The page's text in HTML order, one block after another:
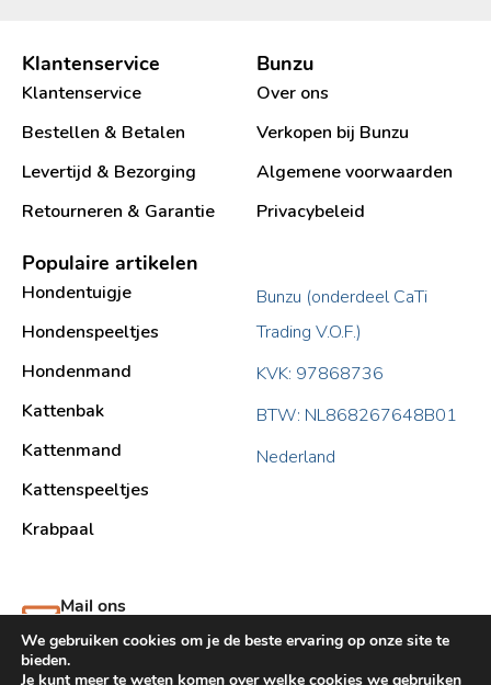
Klantenservice
Klantenservice
Bestellen & Betalen
Levertijd & Bezorging
Retourneren & Garantie
Bunzu
Over ons
Verkopen bij Bunzu
Algemene voorwaarden
Privacybeleid
Populaire artikelen
Hondentuigje
Hondenspeeltjes
Hondenmand
Kattenbak
Kattenmand
Kattenspeeltjes
Krabpaal​
Bunzu (onderdeel CaTi
Trading V.O.F.)
KVK: 97868736
BTW: NL868267648B01
Nederland
Mail ons
support@bunzu.nl
We gebruiken cookies om je de beste ervaring op onze site te
bieden.
Je kunt meer te weten komen over welke cookies we gebruiken